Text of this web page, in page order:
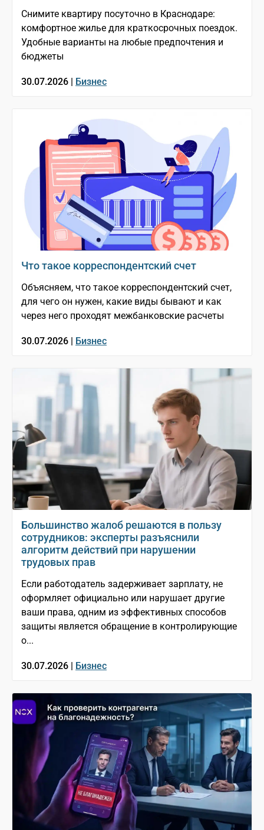
Снимите квартиру посуточно в Краснодаре:
комфортное жилье для краткосрочных поездок.
Удобные варианты на любые предпочтения и
бюджеты
30.07.2026 | Бизнес
Что такое корреспондентский счет
Объясняем, что такое корреспондентский счет,
для чего он нужен, какие виды бывают и как
через него проходят межбанковские расчеты
30.07.2026 | Бизнес
Большинство жалоб решаются в пользу
сотрудников: эксперты разъяснили
алгоритм действий при нарушении
трудовых прав
Если работодатель задерживает зарплату, не
оформляет официально или нарушает другие
ваши права, одним из эффективных способов
защиты является обращение в контролирующие
о...
30.07.2026 | Бизнес